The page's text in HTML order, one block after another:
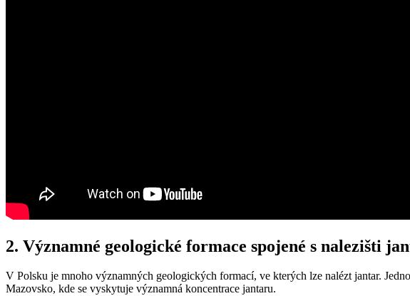
2. Významné geologické formace spojené s nalezišti
V Polsku je mnoho významných geologických formací, ve kterých lze nalézt jantar.
Mazovsko, kde se vyskytuje významná koncentrace jantaru.